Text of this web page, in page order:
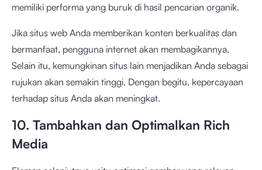
memiliki performa yang buruk di hasil pencarian organik.
Jika situs web Anda memberikan konten berkualitas dan
bermanfaat, pengguna internet akan membagikannya.
Selain itu, kemungkinan situs lain menjadikan Anda sebagai
rujukan akan semakin tinggi. Dengan begitu, kepercayaan
terhadap situs Anda akan meningkat.
10. Tambahkan dan Optimalkan Rich
Media